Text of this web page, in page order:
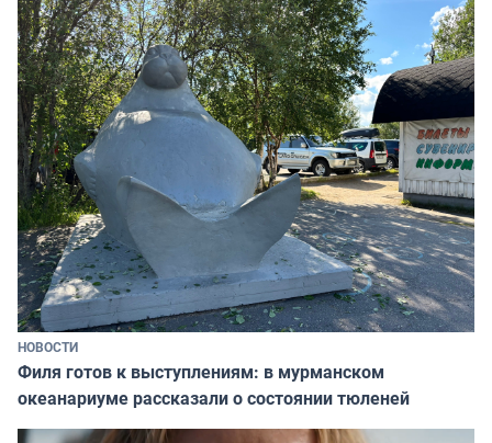
НОВОСТИ
Филя готов к выступлениям: в мурманском
океанариуме рассказали о состоянии тюленей